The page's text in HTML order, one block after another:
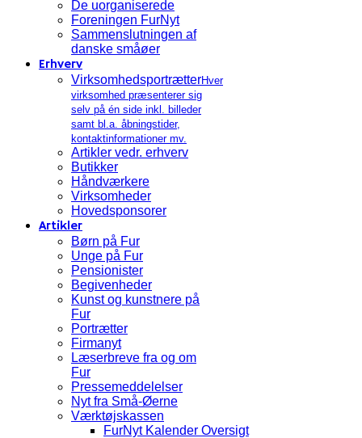
De uorganiserede
Foreningen FurNyt
Sammenslutningen af
danske småøer
Erhverv
VirksomhedsportrætterHver
virksomhed præsenterer sig
selv på én side inkl. billeder
samt bl.a. åbningstider,
kontaktinformationer mv.
Artikler vedr. erhverv
Butikker
Håndværkere
Virksomheder
Hovedsponsorer
Artikler
Børn på Fur
Unge på Fur
Pensionister
Begivenheder
Kunst og kunstnere på
Fur
Portrætter
Firmanyt
Læserbreve fra og om
Fur
Pressemeddelelser
Nyt fra Små-Øerne
Værktøjskassen
FurNyt Kalender Oversigt